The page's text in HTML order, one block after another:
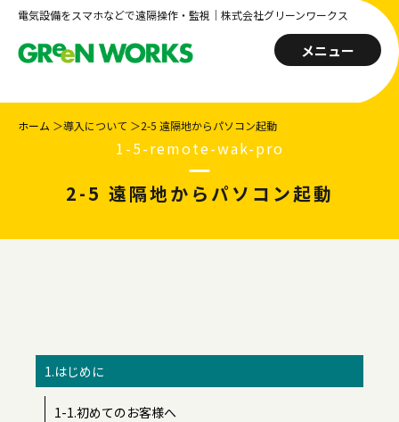
電気設備をスマホなどで遠隔操作・監視｜株式会社グリーンワークス
メニュー
ホーム ＞導入について ＞2-5 遠隔地からパソコン起動
1-5-remote-wak-pro
2-5 遠隔地からパソコン起動
1.はじめに
1-1.初めてのお客様へ